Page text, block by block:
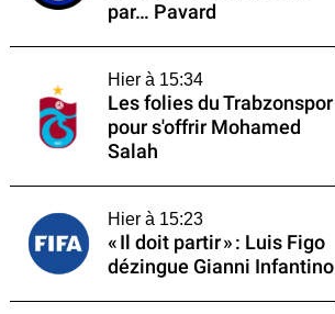
par… Pavard
Hier à 15:34
Les folies du Trabzonspor
pour s'offrir Mohamed
Salah
Hier à 15:23
« Il doit partir » : Luis Figo
dézingue Gianni Infantino